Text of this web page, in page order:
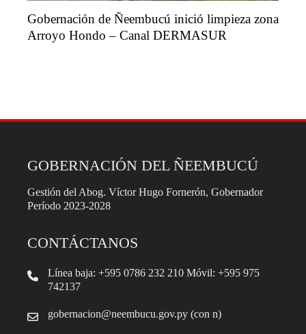
Gobernación de Ñeembucú inició limpieza zona
Arroyo Hondo – Canal DERMASUR
GOBERNACIÓN DEL ÑEEMBUCÚ
Gestión del Abog. Víctor Hugo Fornerón, Gobernador
Período 2023-2028
CONTÁCTANOS
Línea baja: +595 0786 232 210 Móvil: +595 975
742137
gobernacion@neembucu.gov.py (con n)